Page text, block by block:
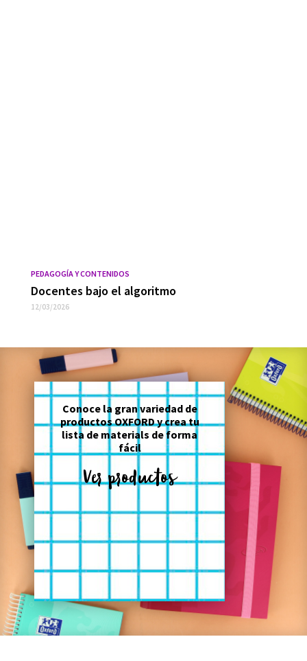
PEDAGOGÍA Y CONTENIDOS
Docentes bajo el algoritmo
12/03/2026
Conoce la gran variedad de
productos OXFORD y crea tu
lista de materials de forma
fácil
Ver productos